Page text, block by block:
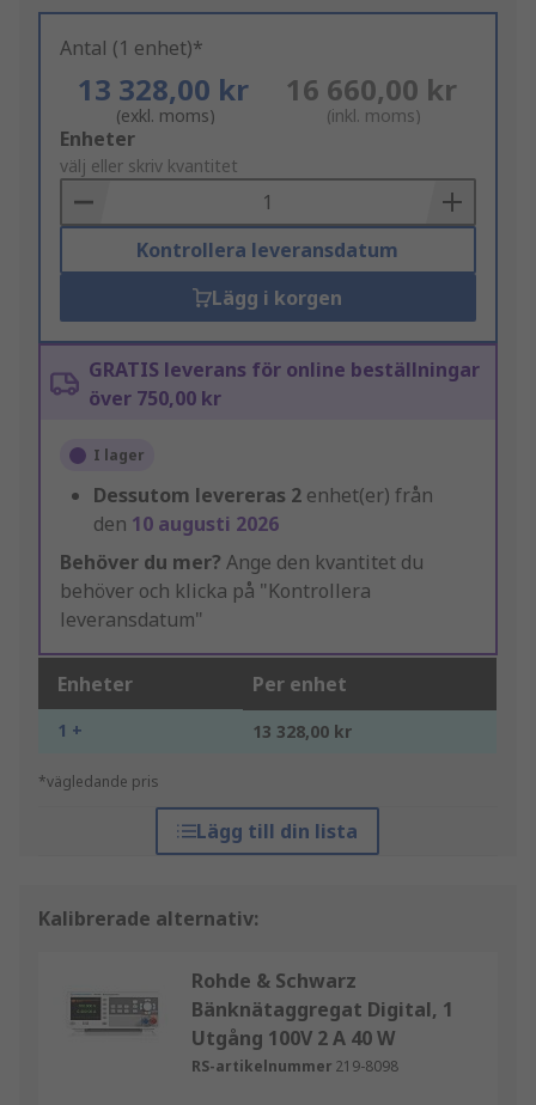
Antal (1 enhet)*
13 328,00 kr
(exkl. moms)
16 660,00 kr
(inkl. moms)
Add
to
Basket
Enheter
välj eller skriv kvantitet
Kontrollera leveransdatum
Lägg i korgen
GRATIS leverans för online beställningar
över 750,00 kr
I lager
Dessutom levereras 2 enhet(er) från
den 10 augusti 2026
Behöver du mer? Ange den kvantitet du
behöver och klicka på "Kontrollera
leveransdatum"
Enheter Per enhet
1 + 13 328,00 kr
*vägledande pris
Lägg till din lista
Kalibrerade alternativ:
Rohde & Schwarz
Bänknätaggregat Digital, 1
Utgång 100V 2 A 40 W
RS-artikelnummer 219-8098